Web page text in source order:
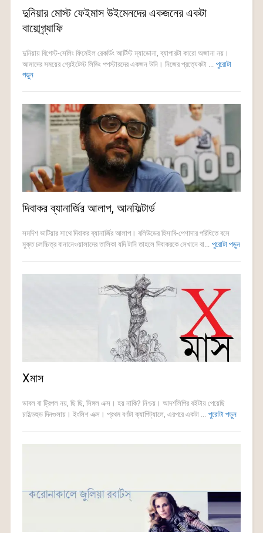
দুনিয়ার মোস্ট ফেইমাস উইমেনদের একজনের একটা
বায়োগ্র্যাফি
দুনিয়ায় বিগেস্ট-সেলিং ফিমেইল রেকর্ডিং আর্টিস্ট ম্যাডোনা, ব্যাপারটা কারো অজানা নয়।
আমাদের সময়ের গ্রেইটেস্ট লিভিং পপস্টারদের একজন উনি। নিজের প্রত্যেকটা ... পুরোটা
পড়ুন
দিবাকর ব্যানার্জির আলাপ, আনফিল্টার্ড
সমদিশ ভাটিয়ার সাথে দিবাকর ব্যানার্জির আলাপ। বলিউডের হিসাবি-পেশাদার পরিধিতে বসে
মুক্ত চলচ্চিত্র বানানেওয়ালাদের তালিকা যদি টানি তাহলে দিবাকরকে সেখানে বা... পুরোটা পড়ুন
Xমাস
ডাবল বা ট্রিপল নয়, ছি ছি, সিঙ্গল এক্স। হয় নাকি? নিশ্চয়। আদর্শলিপির বইটায় পেয়েছি
চাইল্ডহুড দিনগুলায়। ইংলিশ এক্স। প্রথম বর্ণটা ক্যাপিট্যালে, এরপরে একটা ... পুরোটা পড়ুন